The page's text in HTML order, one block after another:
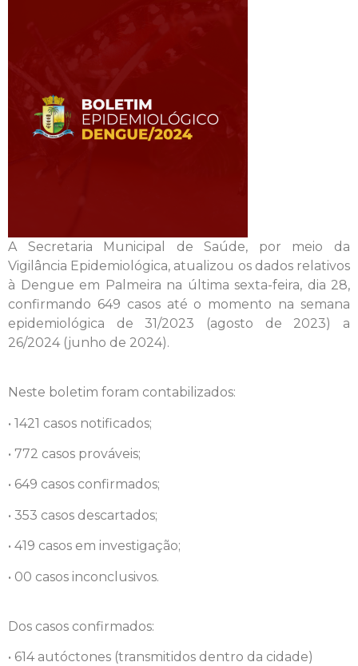
A Secretaria Municipal de Saúde, por meio da
Vigilância Epidemiológica, atualizou os dados relativos
à Dengue em Palmeira na última sexta-feira, dia 28,
confirmando 649 casos até o momento na semana
epidemiológica de 31/2023 (agosto de 2023) a
26/2024 (junho de 2024).
Neste boletim foram contabilizados:
• 1421 casos notificados;
• 772 casos prováveis;
• 649 casos confirmados;
• 353 casos descartados;
• 419 casos em investigação;
• 00 casos inconclusivos.
Dos casos confirmados:
• 614 autóctones (transmitidos dentro da cidade)